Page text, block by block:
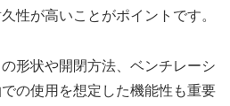
性が高いことがポイントです。
形状や開閉方法、ベンチレーシ
の使用を想定した機能性も重要